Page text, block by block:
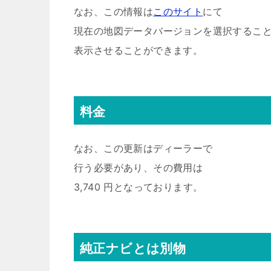
なお、この情報はこのサイト にて
現在の地図データバージョンを選択するこ
表示させることができます。
料金
なお、この更新はディーラーで
行う必要があり、その費用は
3,740 円となっております。
純正ナビとは別物